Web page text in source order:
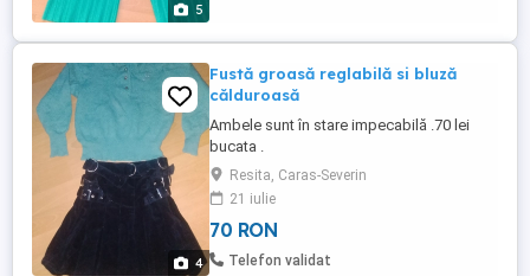
5
4
Fustă groasă reglabilă si bluză
călduroasă
Ambele sunt în stare impecabilă .70 lei
bucata .
Resita, Caras-Severin
21 iulie
70 RON
Telefon validat